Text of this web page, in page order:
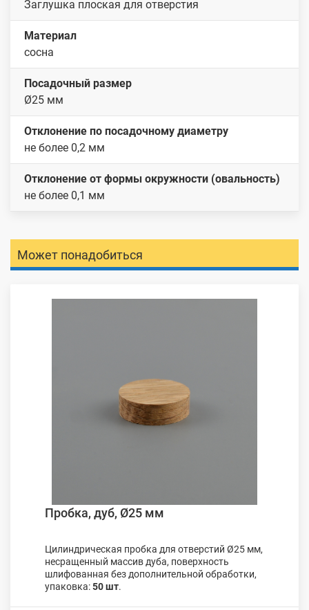
Заглушка плоская для отверстия
Материал
сосна
Посадочный размер
Ø25 мм
Отклонение по посадочному диаметру
не более 0,2 мм
Отклонение от формы окружности (овальность)
не более 0,1 мм
Может понадобиться
Пробка, дуб, Ø25 мм
Цилиндрическая пробка для отверстий Ø25 мм,
несращенный массив дуба, поверхность
шлифованная без дополнительной обработки,
упаковка:50 шт.